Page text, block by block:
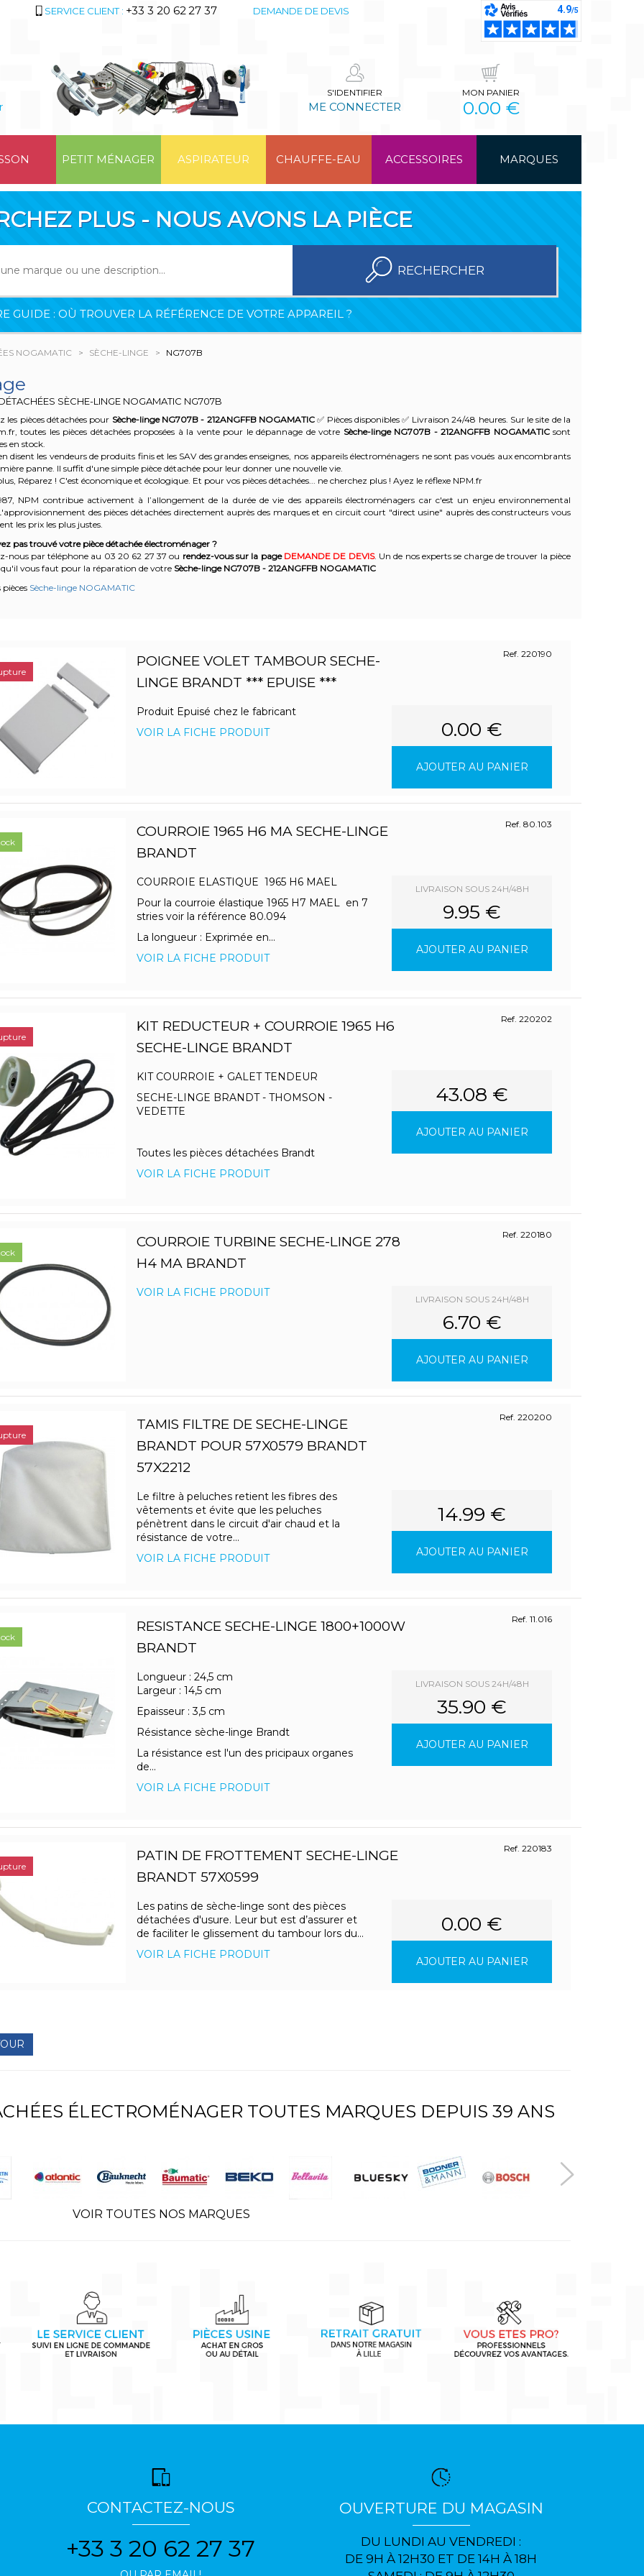
SERVICE CLIENT : +33 3 20 62 27 37 DEMANDE DE DEVIS
S'IDENTIFIER
ME CONNECTER
MON PANIER
0.00 €
PETIT MÉNAGER ASPIRATEUR CHAUFFE-EAU ACCESSOIRES MARQUES
PLUS - NOUS AVONS LA PIÈCE
RECHERCHER
GUIDE : OÙ TROUVER LA RÉFÉRENCE DE VOTRE APPAREIL ?
NOGAMATIC SÈCHE-LINGE NG707B
SÈCHE-LINGE NOGAMATIC NG707B
les pièces détachées pour Sèche-linge NG707B - 212ANGFFB NOGAMATIC✅ Pièces disponibles ✅ Livraison 24/48 heures. Sur le site de la
toutes les pièces détachées proposées à la vente pour le dépannage de votre Sèche-linge NG707B - 212ANGFFB NOGAMATICsont
en stock.
disent les vendeurs de produits finis et les SAV des grandes enseignes, nos appareils électroménagers ne sont pas voués aux encombrants
panne. Il suffit d'une simple pièce détachée pour leur donner une nouvelle vie.
Réparez ! C'est économique et écologique. Et pour vos pièces détachées... ne cherchez plus ! Ayez le réflexe NPM.fr
NPM contribue activement à l’allongement de la durée de vie des appareils électroménagers car c'est un enjeu environnemental
des pièces détachées directement auprès des marques et en circuit court "direct usine" auprès des constructeurs vous
les prix les plus justes.
pas trouvé votre pièce détachée électroménager ?
nous par téléphone au 03 20 62 27 37 ou rendez-vous sur la page DEMANDE DE DEVIS. Un de nos experts se charge de trouver la pièce
qu'il vous faut pour la réparation de votre Sèche-linge NG707B - 212ANGFFB NOGAMATIC
pièces Sèche-linge NOGAMATIC
POIGNEE VOLET TAMBOUR SECHE-
LINGE BRANDT *** EPUISE ***
Ref. 220190
Produit Epuisé chez le fabricant
VOIR LA FICHE PRODUIT
0.00 €
AJOUTER AU PANIER
COURROIE 1965 H6 MA SECHE-LINGE
BRANDT
Ref. 80.103
COURROIE ELASTIQUE 1965 H6 MAEL
Pour la courroie élastique 1965 H7 MAEL en 7
stries voir la référence 80.094
La longueur : Exprimée en...
VOIR LA FICHE PRODUIT
LIVRAISON SOUS 24H/48H
9.95 €
AJOUTER AU PANIER
KIT REDUCTEUR + COURROIE 1965 H6
SECHE-LINGE BRANDT
Ref. 220202
KIT COURROIE + GALET TENDEUR
SECHE-LINGE BRANDT - THOMSON -
VEDETTE
Toutes les pièces détachées Brandt
VOIR LA FICHE PRODUIT
43.08 €
AJOUTER AU PANIER
COURROIE TURBINE SECHE-LINGE 278
H4 MA BRANDT
Ref. 220180
VOIR LA FICHE PRODUIT
LIVRAISON SOUS 24H/48H
6.70 €
AJOUTER AU PANIER
TAMIS FILTRE DE SECHE-LINGE
BRANDT POUR 57X0579 BRANDT
57X2212
Ref. 220200
Le filtre à peluches retient les fibres des
vêtements et évite que les peluches
pénètrent dans le circuit d'air chaud et la
résistance de votre...
VOIR LA FICHE PRODUIT
14.99 €
AJOUTER AU PANIER
RESISTANCE SECHE-LINGE 1800+1000W
BRANDT
Ref. 11.016
Longueur : 24,5 cm
Largeur : 14,5 cm
Epaisseur : 3,5 cm
Résistance sèche-linge Brandt
La résistance est l'un des pricipaux organes
de...
VOIR LA FICHE PRODUIT
LIVRAISON SOUS 24H/48H
35.90 €
AJOUTER AU PANIER
PATIN DE FROTTEMENT SECHE-LINGE
BRANDT 57X0599
Ref. 220183
Les patins de sèche-linge sont des pièces
détachées d'usure. Leur but est d’assurer et
de faciliter le glissement du tambour lors du...
VOIR LA FICHE PRODUIT
0.00 €
AJOUTER AU PANIER
ÉLECTROMÉNAGER TOUTES MARQUES DEPUIS 39 ANS
VOIR TOUTES NOS MARQUES
CONTACTEZ-NOUS
+33 3 20 62 27 37
OUVERTURE DU MAGASIN
DU LUNDI AU VENDREDI :
DE 9H À 12H30 ET DE 14H À 18H